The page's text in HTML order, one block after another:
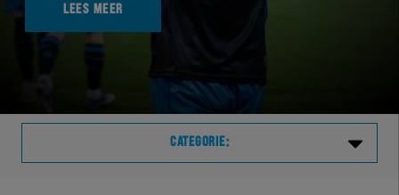
LEES MEER
CATEGORIE: